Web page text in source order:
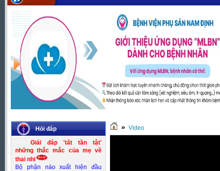
Hỏi đáp
Giải đáp 'tất tần tật'
những thắc mắc của mẹ về
thai nhi
Bộ phận nào xuất hiện đầu
» Video